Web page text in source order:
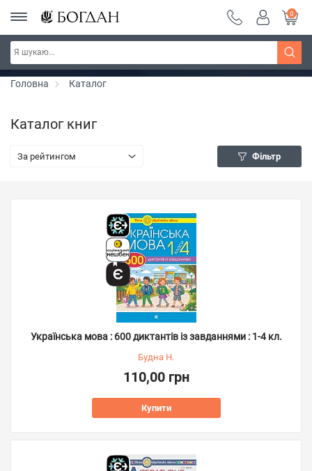
РОЗПРОДАЖ ~ 150 грн ~ 200 грн ~ 250 грн ~
300 грн ~ РОЗПРОДАЖ
Дізнатись більше
0
Головна Каталог
Каталог книг
За рейтингом Фільтр
Українська мова : 600 диктантів із завданнями : 1-4 кл.
Будна Н.
110,00 грн
Купити